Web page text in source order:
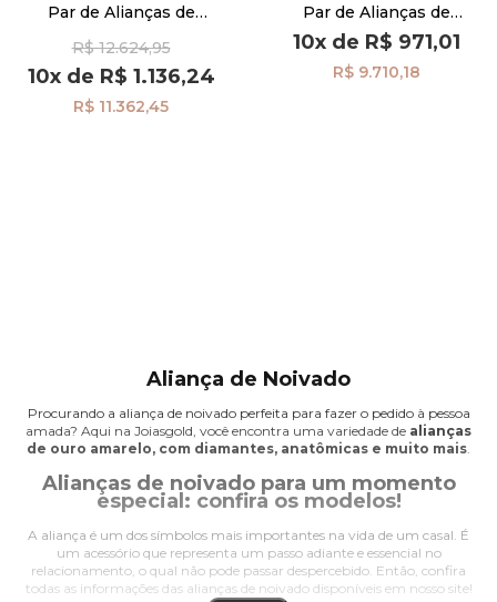
Par de Alianças de
Anatômica Quadrada 2
Diamantes al40004d2
R$ 12.624,95
10xde R$ 1.136,24
R$ 11.362,45
Par de Alianças de
Casamento Ouro 18K
Anatômica com Friso 4,0mm
al40003d2
10xde R$ 971,01
R$ 9.710,18
Aliança de Noivado
Procurando a aliança de noivado perfeita para fazer o pedido à pessoa
amada? Aqui na Joiasgold, você encontra uma variedade de alianças
de ouro amarelo, com diamantes, anatômicas e muito mais
Alianças de noivado para um momento
especial: confira os modelos!
A aliança é um dos símbolos mais importantes na vida de um casal. É
um acessório que representa um passo adiante e essencial no
relacionamento, o qual não pode passar despercebido. Então, confira
todas as informações das alianças de noivado disponíveis em nosso site!